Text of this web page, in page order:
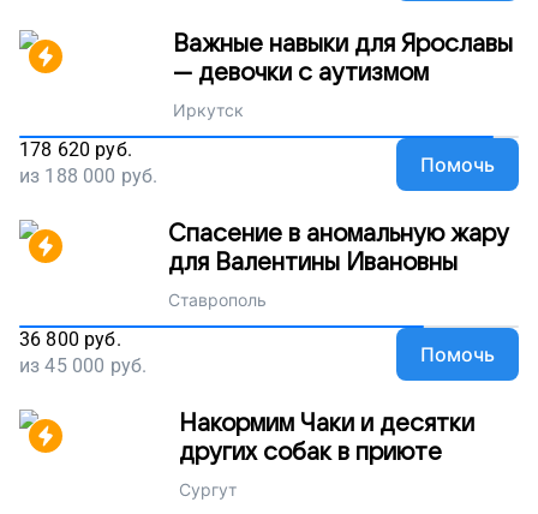
Важные навыки для Ярославы
— девочки с аутизмом
Иркутск
178 620 руб.
из 188 000 руб. Помочь
Спасение в аномальную жару
для Валентины Ивановны
Ставрополь
36 800 руб.
из45 000 руб. Помочь
Накормим Чаки и десятки
других собак в приюте
Сургут